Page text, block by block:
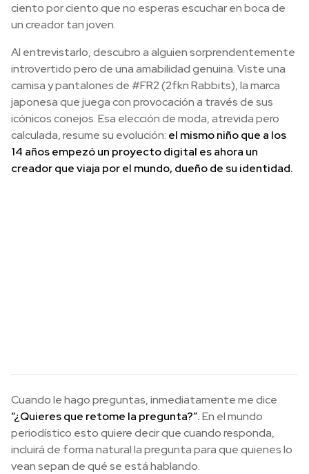
ciento por ciento que no esperas escuchar en boca de
un creador tan joven.
Al entrevistarlo, descubro a alguien sorprendentemente
introvertido pero de una amabilidad genuina. Viste una
camisa y pantalones de #FR2 (2fkn Rabbits), la marca
japonesa que juega con provocación a través de sus
icónicos conejos. Esa elección de moda, atrevida pero
calculada, resume su evolución: el mismo niño que a los
14 años empezó un proyecto digital es ahora un
creador que viaja por el mundo, dueño de su identidad.
Cuando le hago preguntas, inmediatamente me dice
“¿Quieres que retome la pregunta?”.En el mundo
periodístico esto quiere decir que cuando responda,
incluirá de forma natural la pregunta para que quienes lo
vean sepan de qué se está hablando.